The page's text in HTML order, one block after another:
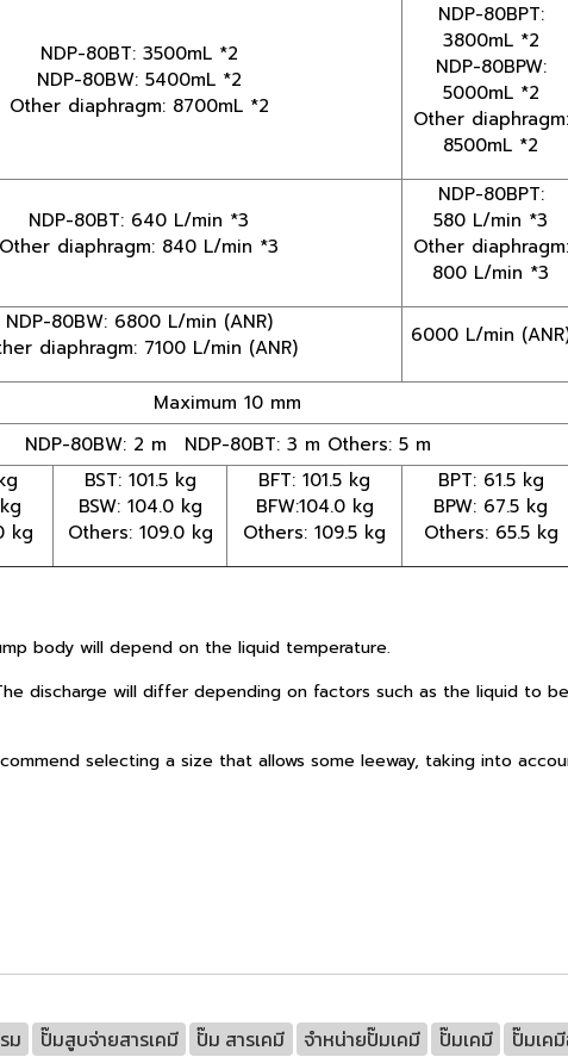
NDP-80BT: 3500mL *2
NDP-80BW: 5400mL *2
Other diaphragm: 8700mL *2
NDP-80BPT:
3800mL *2
NDP-80BPW:
5000mL *2
Other diaphragm:
8500mL *2
NDP-80BT: 640 L/min *3
Other diaphragm: 840 L/min *3
NDP-80BPT:
580 L/min *3
Other diaphragm:
800 L/min *3
NDP-80BW: 6800 L/min (ANR)
diaphragm: 7100 L/min (ANR)
6000 L/min
Maximum 10 mm
NDP-80BW: 2 m NDP-80BT: 3 m Others: 5 m
kg
BST: 101.5 kg
BSW: 104.0 kg
Others: 109.0 kg
BFT: 101.5 kg
BFW:104.0 kg
Others: 109.5 kg
BPT: 61.5 kg
BPW: 67.5 kg
Others: 65.5 kg
body will depend on the liquid temperature.
discharge will differ depending on factors such as the liquid to
selecting a size that allows some leeway, taking into
ม ปั๊มสูบจ่ายสารเคมี ปั๊ม สารเคมี จำหน่ายปั๊มเคมี ปั๊มเคมี ปั๊มเค